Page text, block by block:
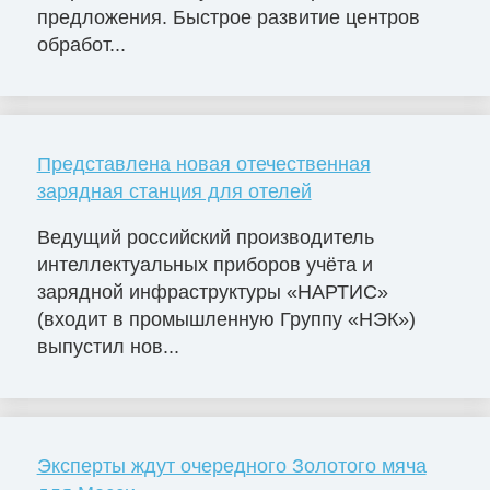
предложения. Быстрое развитие центров
обработ...
Представлена новая отечественная
зарядная станция для отелей
Ведущий российский производитель
интеллектуальных приборов учёта и
зарядной инфраструктуры «НАРТИС»
(входит в промышленную Группу «НЭК»)
выпустил нов...
Эксперты ждут очередного Золотого мяча